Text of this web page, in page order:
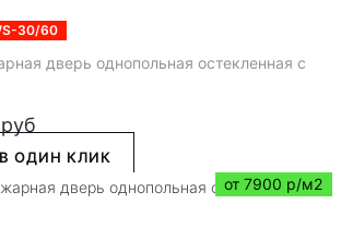
30/60
дверь однопольная остекленная с
руб
ОДИН КЛИК
от 7900 р/м2